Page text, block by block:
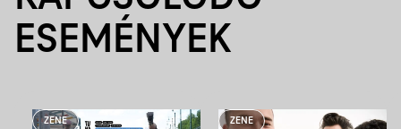
ESEMÉNYEK
ZENE ZENE